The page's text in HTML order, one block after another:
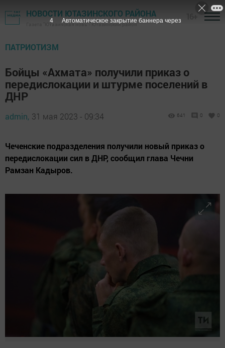
НОВОСТИ ЮТАЗИНСКОГО РАЙОНА
Газета "Ютазинская новь" - Ютазинский район
ПАТРИОТИЗМ
Бойцы «Ахмата» получили приказ о
передислокации и штурме поселений в
ДНР
admin, 31 мая 2023 - 09:34 641 0 0
Чеченские подразделения получили новый приказ о
передислокации сил в ДНР, сообщил глава Чечни
Рамзан Кадыров.
3 Автоматическое закрытие баннера через